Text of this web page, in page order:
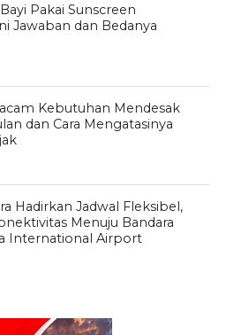
Pakai Sunscreen
Jawaban dan Bedanya
Kebutuhan Mendesak
dan Cara Mengatasinya
Hadirkan Jadwal Fleksibel,
Menuju Bandara
International Airport